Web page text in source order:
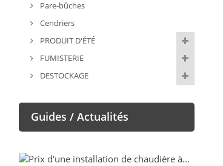
Pare-bûches
Cendriers
PRODUIT D'ÉTÉ
FUMISTERIE
DESTOCKAGE
Guides / Actualités